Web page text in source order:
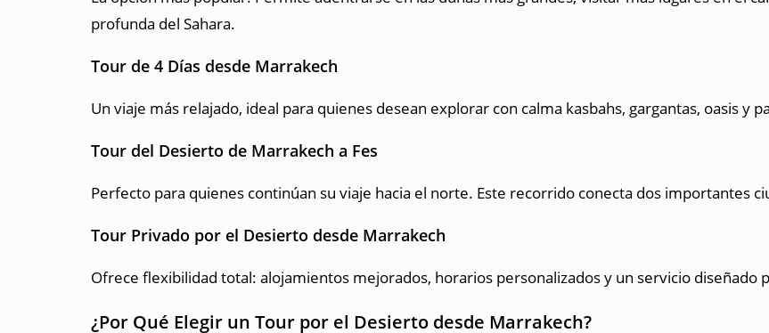
profunda del Sahara.
Tour de 4 Días desde Marrakech
Un viaje más relajado, ideal para quienes desean explorar con calma kasbahs, gargantas, oasis y
Tour del Desierto de Marrakech a Fes
Perfecto para quienes continúan su viaje hacia el norte. Este recorrido conecta dos importantes
Tour Privado por el Desierto desde Marrakech
Ofrece flexibilidad total: alojamientos mejorados, horarios personalizados y un servicio diseñado
¿Por Qué Elegir un Tour por el Desierto desde Marrakech?